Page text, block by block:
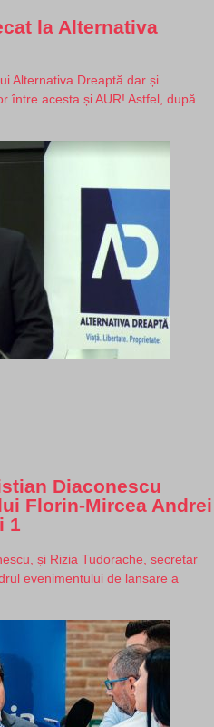
la Alternativa
Alternativa Dreaptă dar și
între acesta și AUR! Astfel, după
Diaconescu
Florin-Mircea Andrei
1
și Rizia Tudorache, secretar
evenimentului de lansare a